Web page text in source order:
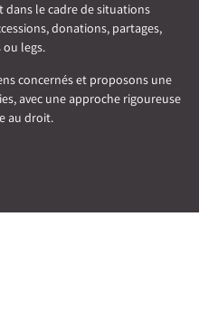
dans le cadre de situations
donations, partages,
legs.
concernés et proposons une
avec une approche rigoureuse
au droit.